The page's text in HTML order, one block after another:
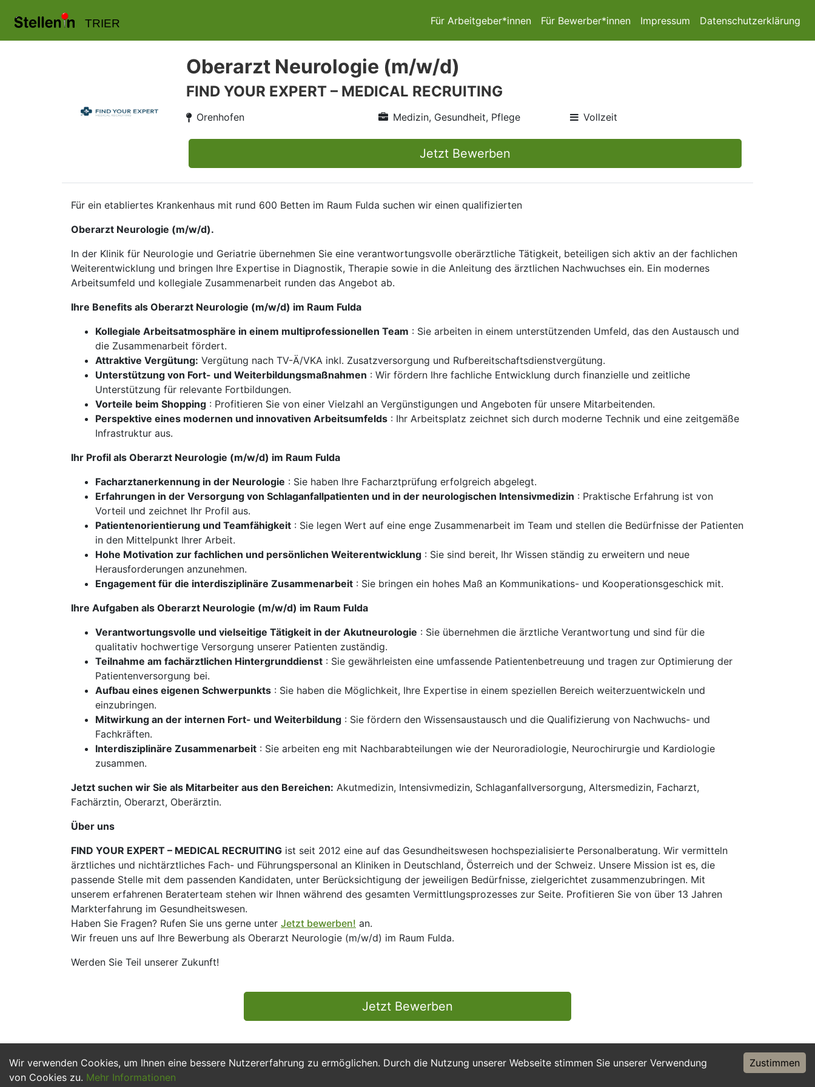
TRIER Für Arbeitgeber*innen Für Bewerber*innen Impressum Datenschutzerklärung
Wir verwenden Cookies, um Ihnen eine bessere Nutzererfahrung zu ermöglichen. Durch die Nutzung unserer Webseite stimmen Sie unserer Verwendung
von Cookies zu. Mehr Informationen
Zustimmen
Oberarzt Neurologie (m/w/d)
FIND YOUR EXPERT – MEDICAL RECRUITING
Orenhofen Medizin, Gesundheit, Pflege Vollzeit
Jetzt Bewerben
Für ein etabliertes Krankenhaus mit rund 600 Betten im Raum Fulda suchen wir einen qualifizierten
Oberarzt Neurologie (m/w/d).
In der Klinik für Neurologie und Geriatrie übernehmen Sie eine verantwortungsvolle oberärztliche Tätigkeit, beteiligen sich aktiv an der fachlichen
Weiterentwicklung und bringen Ihre Expertise in Diagnostik, Therapie sowie in die Anleitung des ärztlichen Nachwuchses ein. Ein modernes
Arbeitsumfeld und kollegiale Zusammenarbeit runden das Angebot ab.
Ihre Benefits als Oberarzt Neurologie (m/w/d) im Raum Fulda
Kollegiale Arbeitsatmosphäre in einem multiprofessionellen Team : Sie arbeiten in einem unterstützenden Umfeld, das den Austausch und
die Zusammenarbeit fördert.
Attraktive Vergütung: Vergütung nach TV-Ä/VKA inkl. Zusatzversorgung und Rufbereitschaftsdienstvergütung.
Unterstützung von Fort- und Weiterbildungsmaßnahmen : Wir fördern Ihre fachliche Entwicklung durch finanzielle und zeitliche
Unterstützung für relevante Fortbildungen.
Vorteile beim Shopping : Profitieren Sie von einer Vielzahl an Vergünstigungen und Angeboten für unsere Mitarbeitenden.
Perspektive eines modernen und innovativen Arbeitsumfelds : Ihr Arbeitsplatz zeichnet sich durch moderne Technik und eine zeitgemäße
Infrastruktur aus.
Ihr Profil als Oberarzt Neurologie (m/w/d) im Raum Fulda
Facharztanerkennung in der Neurologie : Sie haben Ihre Facharztprüfung erfolgreich abgelegt.
Erfahrungen in der Versorgung von Schlaganfallpatienten und in der neurologischen Intensivmedizin : Praktische Erfahrung ist von
Vorteil und zeichnet Ihr Profil aus.
Patientenorientierung und Teamfähigkeit : Sie legen Wert auf eine enge Zusammenarbeit im Team und stellen die Bedürfnisse der Patienten
in den Mittelpunkt Ihrer Arbeit.
Hohe Motivation zur fachlichen und persönlichen Weiterentwicklung : Sie sind bereit, Ihr Wissen ständig zu erweitern und neue
Herausforderungen anzunehmen.
Engagement für die interdisziplinäre Zusammenarbeit : Sie bringen ein hohes Maß an Kommunikations- und Kooperationsgeschick mit.
Ihre Aufgaben als Oberarzt Neurologie (m/w/d) im Raum Fulda
Verantwortungsvolle und vielseitige Tätigkeit in der Akutneurologie : Sie übernehmen die ärztliche Verantwortung und sind für die
qualitativ hochwertige Versorgung unserer Patienten zuständig.
Teilnahme am fachärztlichen Hintergrunddienst : Sie gewährleisten eine umfassende Patientenbetreuung und tragen zur Optimierung der
Patientenversorgung bei.
Aufbau eines eigenen Schwerpunkts : Sie haben die Möglichkeit, Ihre Expertise in einem speziellen Bereich weiterzuentwickeln und
einzubringen.
Mitwirkung an der internen Fort- und Weiterbildung : Sie fördern den Wissensaustausch und die Qualifizierung von Nachwuchs- und
Fachkräften.
Interdisziplinäre Zusammenarbeit : Sie arbeiten eng mit Nachbarabteilungen wie der Neuroradiologie, Neurochirurgie und Kardiologie
zusammen.
Jetzt suchen wir Sie als Mitarbeiter aus den Bereichen: Akutmedizin, Intensivmedizin, Schlaganfallversorgung, Altersmedizin, Facharzt,
Fachärztin, Oberarzt, Oberärztin.
Über uns
FIND YOUR EXPERT – MEDICAL RECRUITING ist seit 2012 eine auf das Gesundheitswesen hochspezialisierte Personalberatung. Wir vermitteln
ärztliches und nichtärztliches Fach- und Führungspersonal an Kliniken in Deutschland, Österreich und der Schweiz. Unsere Mission ist es, die
passende Stelle mit dem passenden Kandidaten, unter Berücksichtigung der jeweiligen Bedürfnisse, zielgerichtet zusammenzubringen. Mit
unserem erfahrenen Beraterteam stehen wir Ihnen während des gesamten Vermittlungsprozesses zur Seite. Profitieren Sie von über 13 Jahren
Markterfahrung im Gesundheitswesen.
Haben Sie Fragen? Rufen Sie uns gerne unter Jetzt bewerben! an.
Wir freuen uns auf Ihre Bewerbung als Oberarzt Neurologie (m/w/d) im Raum Fulda.
Werden Sie Teil unserer Zukunft!
Jetzt Bewerben